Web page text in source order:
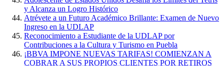
y Alcanza un Logro Histórico
Atrévete a un Futuro Académico Brillante: Examen de Nuevo
Ingreso en la UDLAP
Reconocimiento a Estudiante de la UDLAP por
Contribuciones a la Cultura y Turismo en Puebla
¡BBVA IMPONE NUEVAS TARIFAS! COMIENZAN A
COBRAR A SUS PROPIOS CLIENTES POR RETIROS